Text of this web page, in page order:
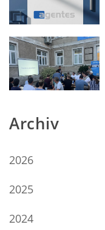
Archiv
2026
2025
2024